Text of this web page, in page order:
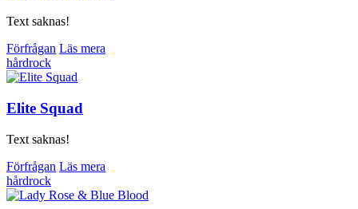
Text saknas!
Förfrågan Läs mera
hårdrock
Elite Squad
Text saknas!
Förfrågan Läs mera
hårdrock